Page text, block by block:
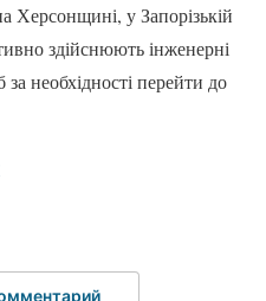
Херсонщині, у Запорізькій
здійснюють інженерні
необхідності перейти до